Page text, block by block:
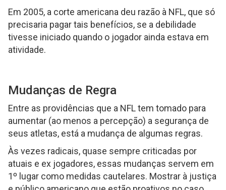
Em 2005, a corte americana deu razão à NFL, que só
precisaria pagar tais benefícios, se a debilidade
tivesse iniciado quando o jogador ainda estava em
atividade.
Mudanças de Regra
Entre as providências que a NFL tem tomado para
aumentar (ao menos a percepção) a segurança de
seus atletas, está a mudança de algumas regras.
Às vezes radicais, quase sempre criticadas por
atuais e ex jogadores, essas mudanças servem em
1º lugar como medidas cautelares. Mostrar à justiça